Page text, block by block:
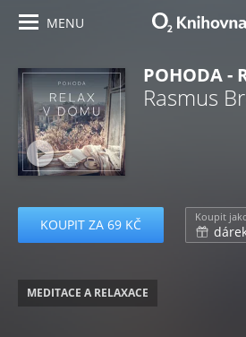
MENU
POHODA -
Rasmus
KOUPIT ZA 69 KČ Koupit
MEDITACE A RELAXACE